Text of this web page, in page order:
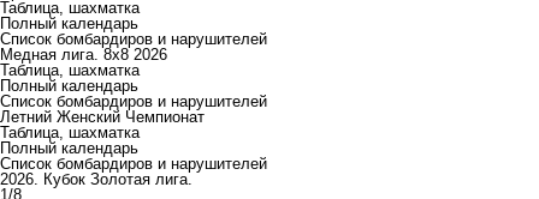
Таблица, шахматка
Полный календарь
Список бомбардиров и нарушителей
Медная лига. 8x8 2026
Таблица, шахматка
Полный календарь
Список бомбардиров и нарушителей
Летний Женский Чемпионат
Таблица, шахматка
Полный календарь
Список бомбардиров и нарушителей
2026. Кубок Золотая лига.
1/8